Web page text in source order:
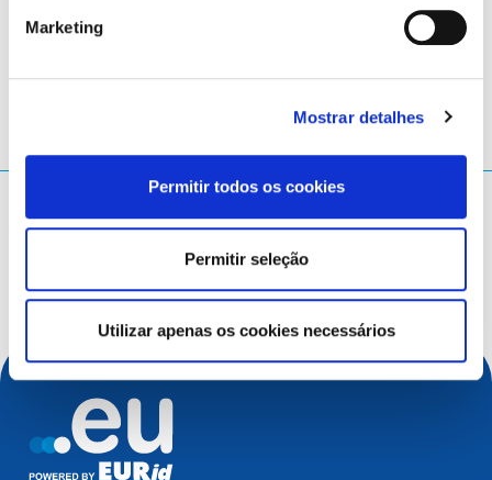
Marketing
Mostrar detalhes
Permitir todos os cookies
Permitir seleção
Utilizar apenas os cookies necessários
partilhar através de
O que procura?